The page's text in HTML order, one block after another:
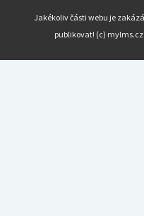
Jakékoliv části webu je
publikovat! (c) mylms.cz